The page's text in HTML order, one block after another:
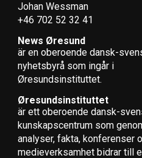
Johan Wessman
+46 702 52 32 41
News Øresund
är en oberoende dansk-
nyhets­byrå som ingår i
Øresundsinstituttet.
Øresundsinstituttet
är ett oberoende dansk-
kunskapscentrum som
analyser, fakta, konferenser
medieverksamhet bidrar till